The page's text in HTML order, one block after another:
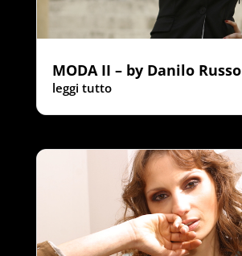
MODA II – by Danilo Russo
leggi tutto